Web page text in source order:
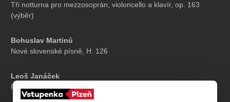
Tři notturna pro mezzosoprán, violoncello a klavír, op. 163
(výběr)
Bohuslav Martinů
Nové slovenské písně, H. 126
Leoš Janáček
Pohádka pro violoncello a klavír